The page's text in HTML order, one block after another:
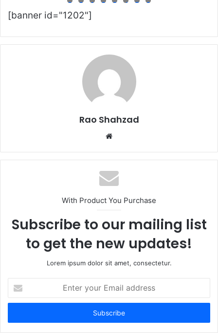
9 0 1 2 3 4 5 6
[banner id="1202"]
Rao Shahzad
Website
With Product You Purchase
Subscribe to our mailing list
to get the new updates!
Lorem ipsum dolor sit amet, consectetur.
your
Email